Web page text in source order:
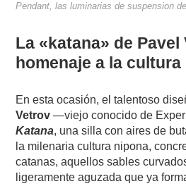
Pendant, las luminarias de suspension
La «katana» de Pavel
homenaje a la
En esta ocasión, el talentoso
Vetrov —viejo conocido de
Katana, una silla con aires de
la milenaria cultura nipona,
catanas, aquellos sables
ligeramente aguzada que ya